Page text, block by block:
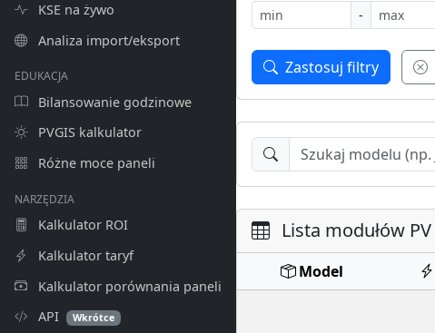
KSE na żywo
Analiza import/eksport
EDUKACJA
Bilansowanie godzinowe
PVGIS kalkulator
Różne moce paneli
NARZĘDZIA
Kalkulator ROI
Kalkulator taryf
Kalkulator porównania paneli
API
Wkrótce
-
Zastosuj filtry
Lista modułów PV
Model